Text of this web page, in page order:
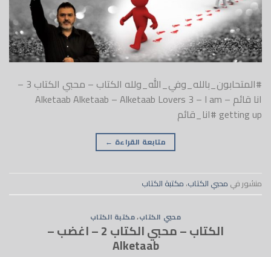
#المتحابون_بالله_وفي_الله_ولله الكتاب – محبي الكتاب 3 –
انا قائم – Alketaab Alketaab – Alketaab Lovers 3 – I am
getting up #انا_قائم
متابعة القراءة ←
منشور في محبي الكتاب، مكتبة الكتاب
محبي الكتاب،مكتبة الكتاب
الكتاب – محبي الكتاب 2 – اغضب –
Alketaab